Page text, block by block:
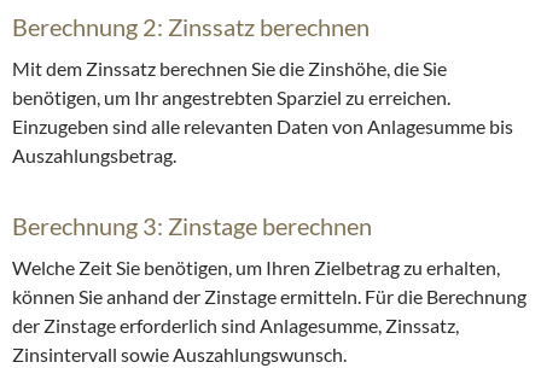
Berechnung 2: Zinssatz berechnen
Mit dem Zinssatz berechnen Sie die Zinshöhe, die Sie
benötigen, um Ihr angestrebten Sparziel zu erreichen.
Einzugeben sind alle relevanten Daten von Anlagesumme bis
Auszahlungsbetrag.
Berechnung 3: Zinstage berechnen
Welche Zeit Sie benötigen, um Ihren Zielbetrag zu erhalten,
können Sie anhand der Zinstage ermitteln. Für die Berechnung
der Zinstage erforderlich sind Anlagesumme, Zinssatz,
Zinsintervall sowie Auszahlungswunsch.